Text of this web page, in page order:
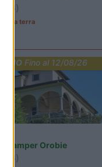
(BG)
da terra
Fino al 12/08/26
Camper Orobie
(BG)